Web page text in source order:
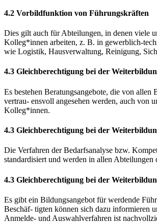
4.2 Vorbildfunktion von Führungskräften
Dies gilt auch für Abteilungen, in denen viele
Kolleg*innen arbeiten, z. B. in gewerblich-
wie Logistik, Hausverwaltung, Reinigung,
4.3 Gleichberechtigung bei der
Es bestehen Beratungsangebote, die von allen
vertrau- ensvoll angesehen werden, auch von
Kolleg*innen.
4.3 Gleichberechtigung bei der
Die Verfahren der Bedarfsanalyse bzw.
standardisiert und werden in allen Abteilungen
4.3 Gleichberechtigung bei der
Es gibt ein Bildungsangebot für werdende
Beschäf- tigten können sich dazu informieren
Anmelde- und Auswahlverfahren ist